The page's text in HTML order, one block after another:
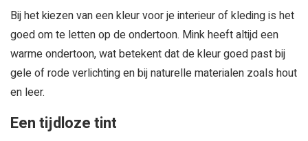
Bij het kiezen van een kleur voor je interieur of kleding is het
goed om te letten op de ondertoon. Mink heeft altijd een
warme ondertoon, wat betekent dat de kleur goed past bij
gele of rode verlichting en bij naturelle materialen zoals hout
en leer.
Een tijdloze tint